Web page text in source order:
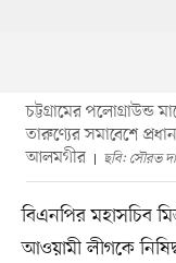
চট্টগ্রামের
তারুণ্যের সমাবেশে
আলমগীর
ছবি: সৌরভ
বিএনপির মহাসচিব
আওয়ামী লীগকে